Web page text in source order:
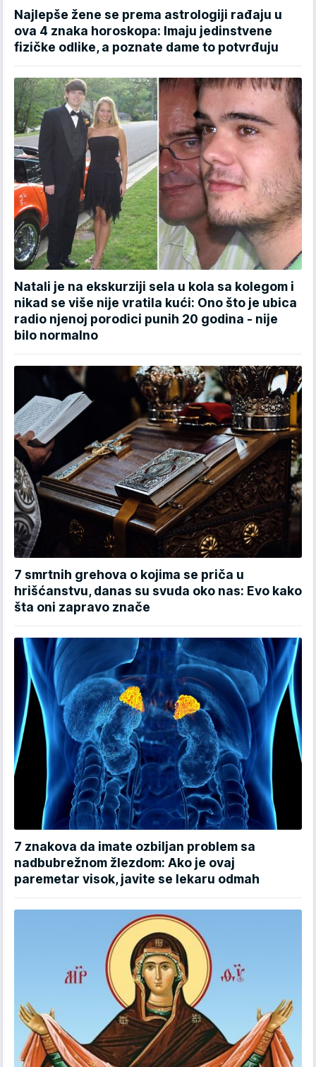
Najlepše žene se prema astrologiji rađaju u
ova 4 znaka horoskopa: Imaju jedinstvene
fizičke odlike, a poznate dame to potvrđuju
Natali je na ekskurziji sela u kola sa kolegom i
nikad se više nije vratila kući: Ono što je ubica
radio njenoj porodici punih 20 godina - nije
bilo normalno
7 smrtnih grehova o kojima se priča u
hrišćanstvu, danas su svuda oko nas: Evo kako
šta oni zapravo znače
7 znakova da imate ozbiljan problem sa
nadbubrežnom žlezdom: Ako je ovaj
paremetar visok, javite se lekaru odmah